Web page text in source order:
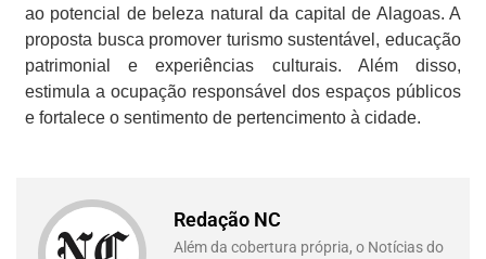
ao potencial de beleza natural da capital de Alagoas. A
proposta busca promover turismo sustentável, educação
patrimonial e experiências culturais. Além disso,
estimula a ocupação responsável dos espaços públicos
e fortalece o sentimento de pertencimento à cidade.
Redação NC
Além da cobertura própria, o Notícias do